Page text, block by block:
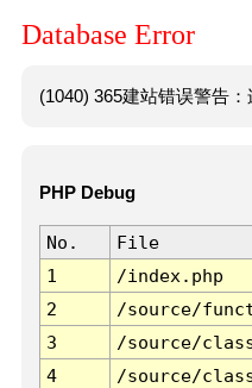
Database Error
(1040) 365建站错误警告
PHP Debug
No. File
1
/index.php
2
/source/
3
/source/
4
/source/